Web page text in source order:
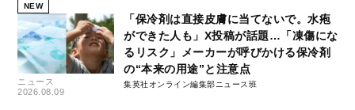
NEW
ニュース
2026.08.09
「保冷剤は直接皮膚に当てないで。水疱
ができた人も」X投稿が話題…「凍傷にな
るリスク」メーカーが呼びかける保冷剤
の“本来の用途”と注意点
集英社オンライン編集部ニュース班